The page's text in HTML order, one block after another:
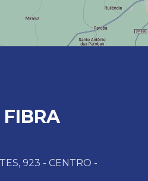
FIBRA
923 - CENTRO -